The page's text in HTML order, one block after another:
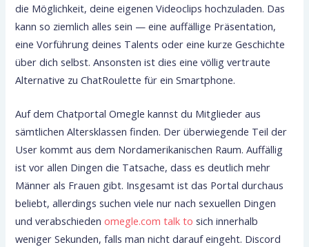
die Möglichkeit, deine eigenen Videoclips hochzuladen. Das
kann so ziemlich alles sein — eine auffällige Präsentation,
eine Vorführung deines Talents oder eine kurze Geschichte
über dich selbst. Ansonsten ist dies eine völlig vertraute
Alternative zu ChatRoulette für ein Smartphone.
Auf dem Chatportal Omegle kannst du Mitglieder aus
sämtlichen Altersklassen finden. Der überwiegende Teil der
User kommt aus dem Nordamerikanischen Raum. Auffällig
ist vor allen Dingen die Tatsache, dass es deutlich mehr
Männer als Frauen gibt. Insgesamt ist das Portal durchaus
beliebt, allerdings suchen viele nur nach sexuellen Dingen
und verabschiedenomegle.com talk to sich innerhalb
weniger Sekunden, falls man nicht darauf eingeht. Discord